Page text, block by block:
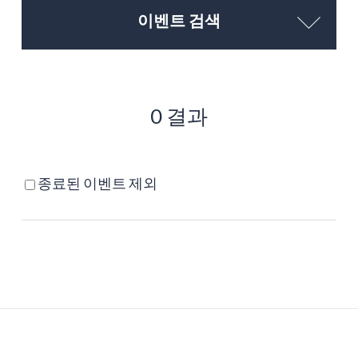
이벤트 검색
0 결과
종료된 이벤트 제외